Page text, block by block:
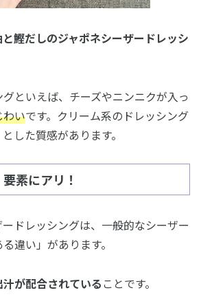
と鰹だしのジャポネシーザードレッシ
といえば、チーズやニンニクが入っ
わいです。クリーム系のドレッシング
した質感があります。
素にアリ！
ドレッシングは、一般的なシーザー
違い」があります。
が配合されている ことです。